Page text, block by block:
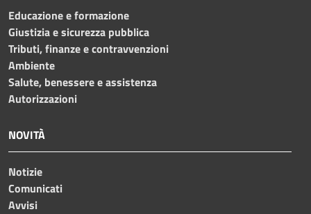
Educazione e formazione
Giustizia e sicurezza pubblica
Tributi, finanze e contravvenzioni
Ambiente
Salute, benessere e assistenza
Autorizzazioni
NOVITÀ
Notizie
Comunicati
Avvisi